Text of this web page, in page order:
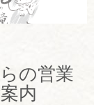
の営業
内